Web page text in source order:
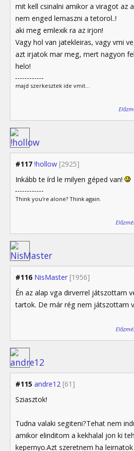
mit kell csinalni amikor a viragot az
nem enged lemaszni a tetorol..!
aki meg emlexik ra az irjon!
Vagy hol van jatekleiras, vagy vmi
azt irjatok mar meg, mert nagyon
helo!
majd szerkesztek ide vmit...
#117 !hollow [2925]
Inkább te írd le milyen géped van!
Think you're alone? Think again.
#116 NisMaster [1956]
Én az alap vga dirverrel játszottam
tartok. De már rég nem játszottam
#115 andre12 [61]
Sziasztok!
Tudna valaki segiteni?Tehat nem
amikor elinditom a kekhalal jon ki
kepernyo.Azt szeretnem ha